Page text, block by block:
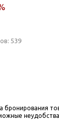
539